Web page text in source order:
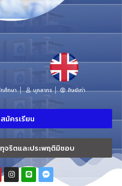
ศึกษา บุคลากร ศิษย์เก่า
สมัครเรียน
จริตและประพฤติมิชอบ